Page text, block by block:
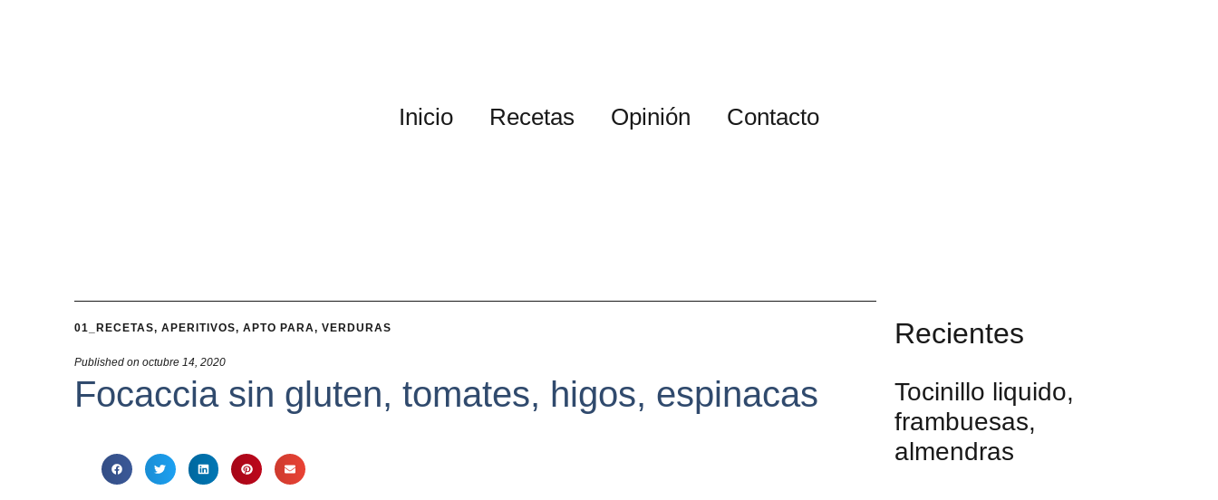
Inicio Recetas Opinión Contacto
01_RECETAS, APERITIVOS, APTO PARA, VERDURAS
Published on octubre 14, 2020
Focaccia sin gluten, tomates, higos, espinacas
Recientes
Tocinillo liquido,
frambuesas,
almendras